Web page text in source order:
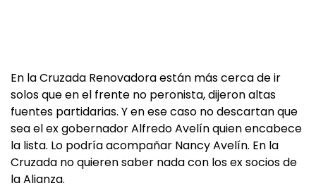
En la Cruzada Renovadora están más cerca de ir
solos que en el frente no peronista, dijeron altas
fuentes partidarias. Y en ese caso no descartan que
sea el ex gobernador Alfredo Avelín quien encabece
la lista. Lo podría acompañar Nancy Avelín. En la
Cruzada no quieren saber nada con los ex socios de
la Alianza.